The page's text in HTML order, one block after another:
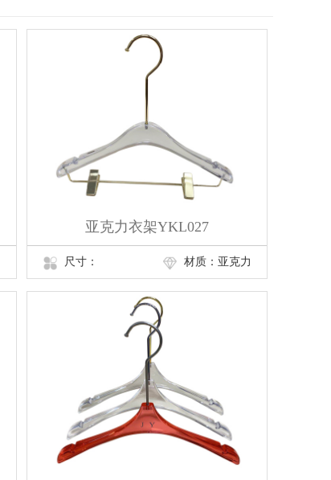
亚克力衣架YKL027
尺寸： 材质：亚克力